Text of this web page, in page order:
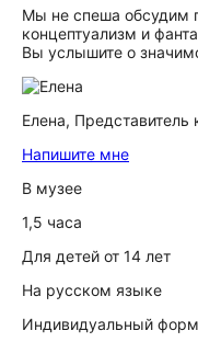
Мы не спеша обсудим
концептуализм и
Вы услышите о
Елена, Представитель
Напишите мне
В музее
1,5 часа
Для детей от 14 лет
На русском языке
Индивидуальный